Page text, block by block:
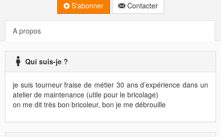
S'abonner Contacter
A propos
Qui suis-je ?
je suis tourneur fraise de métier 30 ans d’expérience dans un
atelier de maintenance (utile pour le bricolage)
on me dit très bon bricoleur, bon je me débrouille